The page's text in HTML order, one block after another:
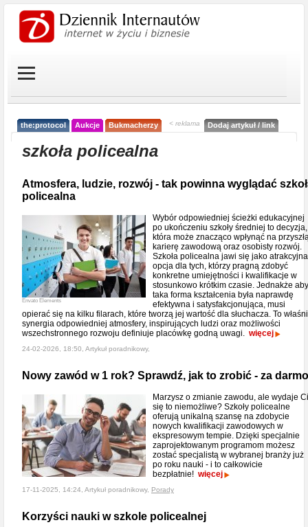
the:protocol Aukcje Bukmacherzy < reklama Dodaj artykuł / link
szkoła policealna
Atmosfera, ludzie, rozwój - tak powinna wyglądać
policealna
Envato Elements
Wybór odpowiedniej ścieżki edukacyjnej
po ukończeniu szkoły średniej to decyzja,
która może znacząco wpłynąć na
karierę zawodową oraz osobisty rozwój.
Szkoła policealna jawi się jako atrakcyjna
opcja dla tych, którzy pragną zdobyć
konkretne umiejętności i kwalifikacje w
stosunkowo krótkim czasie. Jednakże aby
taka forma kształcenia była naprawdę
efektywna i satysfakcjonująca, musi
opierać się na kilku filarach, które tworzą jej wartość dla słuchacza. To
synergia odpowiedniej atmosfery, inspirujących ludzi oraz możliwości
wszechstronnego rozwoju definiuje placówkę godną uwagi. więcej
24-02-2026, 18:50, Artykuł poradnikowy,
Nowy zawód w 1 rok? Sprawdź, jak to zrobić - za
Marzysz o zmianie zawodu, ale wydaje Ci
się to niemożliwe? Szkoły policealne
oferują unikalną szansę na zdobycie
nowych kwalifikacji zawodowych w
ekspresowym tempie. Dzięki specjalnie
zaprojektowanym programom możesz
zostać specjalistą w wybranej branży już
po roku nauki - i to całkowicie
bezpłatnie! więcej
17-11-2025, 14:24, Artykuł poradnikowy, Porady
Korzyści nauki w szkole policealnej